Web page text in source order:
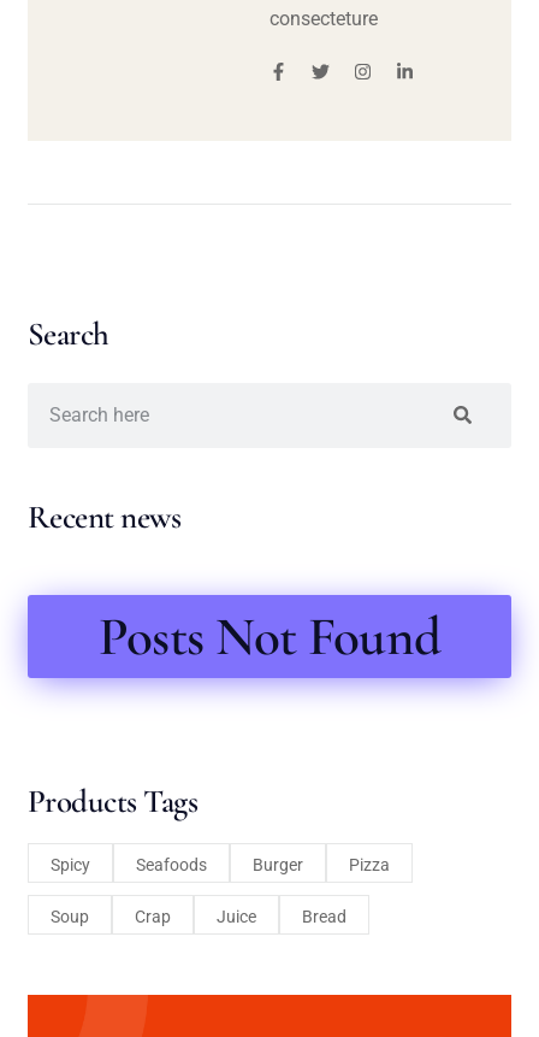
consecteture
Search
Recent news
Posts Not Found
Products Tags
Spicy Seafoods Burger Pizza
Soup Crap Juice Bread